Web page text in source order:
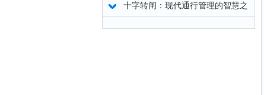
代
十字转闸：现代通行管理的智慧之